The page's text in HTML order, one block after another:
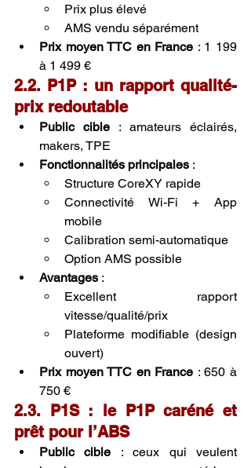
Prix plus élevé
AMS vendu séparément
Prix moyen TTC en France : 1 199
à 1 499 €
2.2. P1P : un rapport qualité-
prix redoutable
Public cible : amateurs éclairés,
makers, TPE
Fonctionnalités principales :
Structure CoreXY rapide
Connectivité Wi-Fi + App
mobile
Calibration semi-automatique
Option AMS possible
Avantages :
Excellent rapport
vitesse/qualité/prix
Plateforme modifiable (design
ouvert)
Prix moyen TTC en France : 650 à
750 €
2.3. P1S : le P1P caréné et
prêt pour l’ABS
Public cible : ceux qui veulent